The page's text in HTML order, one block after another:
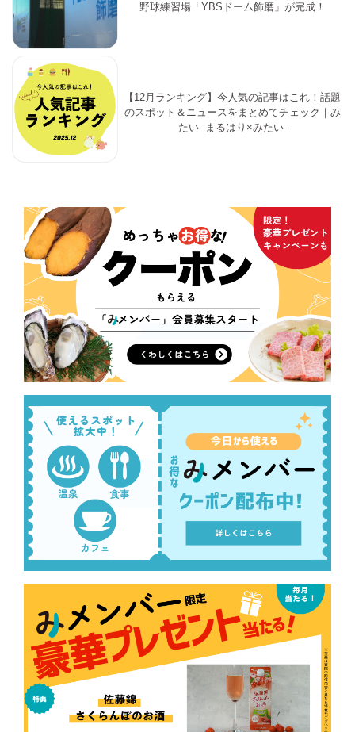
野球練習場「YBSドーム飾磨」が完成！
【12月ランキング】今人気の記事はこれ！話題
のスポット＆ニュースをまとめてチェック｜み
たい -まるはり×みたい-